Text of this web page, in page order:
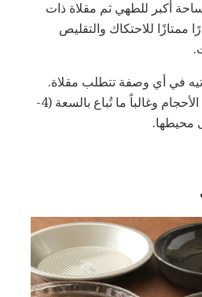
أكبر للطهي ثم مقلاة ذات
ممتازًا للاحتكاك والتقليص
في أي وصفة تتطلب مقلاة.
إنها تأتي في نطاق واسع من الأحجام وغالباً ما تُباع بالسعة (4-